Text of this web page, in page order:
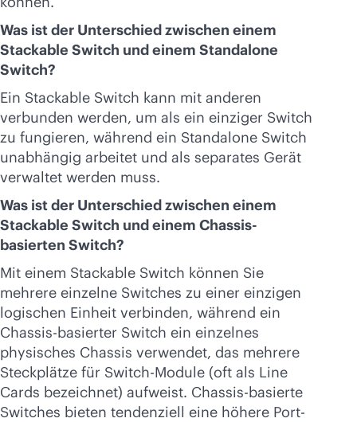
Was ist der Unterschied zwischen einem
Stackable Switch und einem Standalone
Switch?
Ein Stackable Switch kann mit anderen
verbunden werden, um als ein einziger Switch
zu fungieren, während ein Standalone Switch
unabhängig arbeitet und als separates Gerät
verwaltet werden muss.
Was ist der Unterschied zwischen einem
Stackable Switch und einem Chassis-
basierten Switch?
Mit einem Stackable Switch können Sie
mehrere einzelne Switches zu einer einzigen
logischen Einheit verbinden, während ein
Chassis-basierter Switch ein einzelnes
physisches Chassis verwendet, das mehrere
Steckplätze für Switch-Module (oft als Line
Cards bezeichnet) aufweist. Chassis-basierte
Switches bieten tendenziell eine höhere Port-